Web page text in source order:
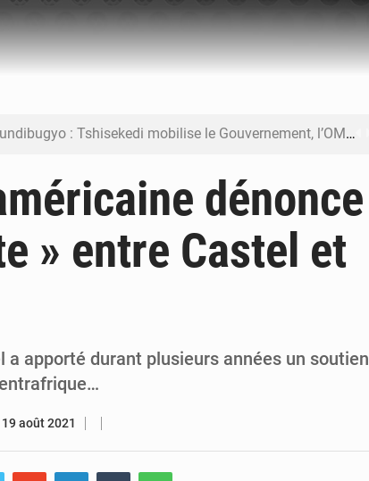
: Tshisekedi mobilise le Gouvernement, l’OMS et Africa CDC pour renforcer la riposte
procès du détournement de 325 millions de dollars reporté à la mi-août
Gianni Infantino convoque une réunion de crise au Maroc après l’échec de son projet de réforme
dénonce
» entre Castel et
apporté durant plusieurs années un soutien
19 août 2021